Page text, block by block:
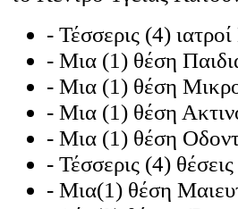
- Τέσσερις (4)
- Μια (1) θέση
- Μια (1) θέση
- Μια (1) θέση
- Μια (1) θέση
- Τέσσερις (4)
- Μια(1) θέση